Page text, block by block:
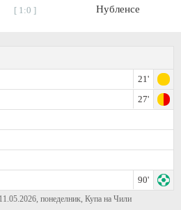
[ 1:0 ] Нубленсе
21'
27'
90'
понеделник, Купа на Чили